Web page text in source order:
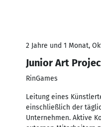
2 Jahre und 1 Monat,
Junior Art
RinGames
Leitung eines
einschließlich der
Unternehmen. Aktive